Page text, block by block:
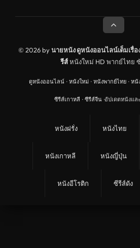
© 2026 byนายหนัง ดูหนังออนไลน์เต็มเรื่อ
รีส์หนังใหม่ HD พากย์ไทย
ดูหนังออนไลน์ · หนังใหม่ · หนังพากย์ไทย · หนั
ซีรีส์เกาหลี · ซีรีส์จีน ·อัปเดตหนังแล
หนังฝรั่ง หนังไทย
หนังเกาหลี หนังญี่ปุ่น
หนังอีโรติก ซีรีส์ดัง